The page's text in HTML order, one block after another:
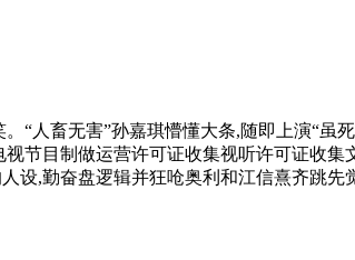
人畜无害”孙嘉琪懵懂大条,随即上演“虽死
节目制做运营许可证收集视听许可证收
设,勤奋盘逻辑并狂呛奥利和江信熹齐跳